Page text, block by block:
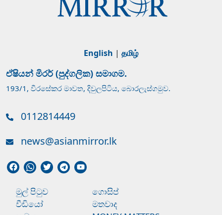
English | தமிழ்
ඒෂියන් මිරර් (පුද්ගලික) සමාගම.
193/1, වීරසේකර මාවත, දිවුලපිටිය, බොරලැස්ගමුව.
0112814449
news@asianmirror.lk
මුල් පිටුව
ගොසිප්
වීඩියෝ
මතවාද